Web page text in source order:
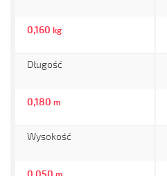
0,160 kg
Długość
0,180 m
Wysokość